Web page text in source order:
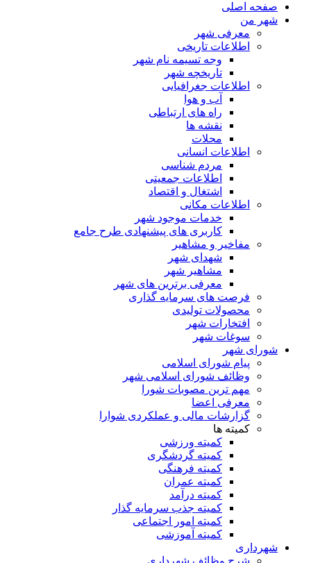
صفحه اصلی
شهر من
معرفی شهر
اطلاعات تاریخی
وجه تسیمه نام شهر
تاریخچه شهر
اطلاعات جغرافیایی
آب و هوا
راه های ارتباطی
نقشه ها
محلات
اطلاعات انسانی
مردم شناسی
اطلاعات جمعیتی
اشتغال و اقتصاد
اطلاعات مکانی
خدمات موجود شهر
کاربری های پیشنهادی طرح جامع
مفاخیر و مشاهیر
شهدای شهر
مشاهیر شهر
معرفی برترین های شهر
فرصت های سرمایه گذاری
محصولات تولیدی
افتخارات شهر
سوغات شهر
شورای شهر
پیام شورای اسلامی
وظائف شورای اسلامی شهر
مهم ترین مصوبات شورا
معرفی اعضا
گزارشات مالی و عملکردی شوارا
کمیته ها
کمیته ورزشی
کمیته گردشگری
کمیته فرهنگی
کمیته عمران
کمیته درآمد
کمیته جذب سرمایه گذار
کمیته امور اجتماعی
کمیته آموزشی
شهرداری